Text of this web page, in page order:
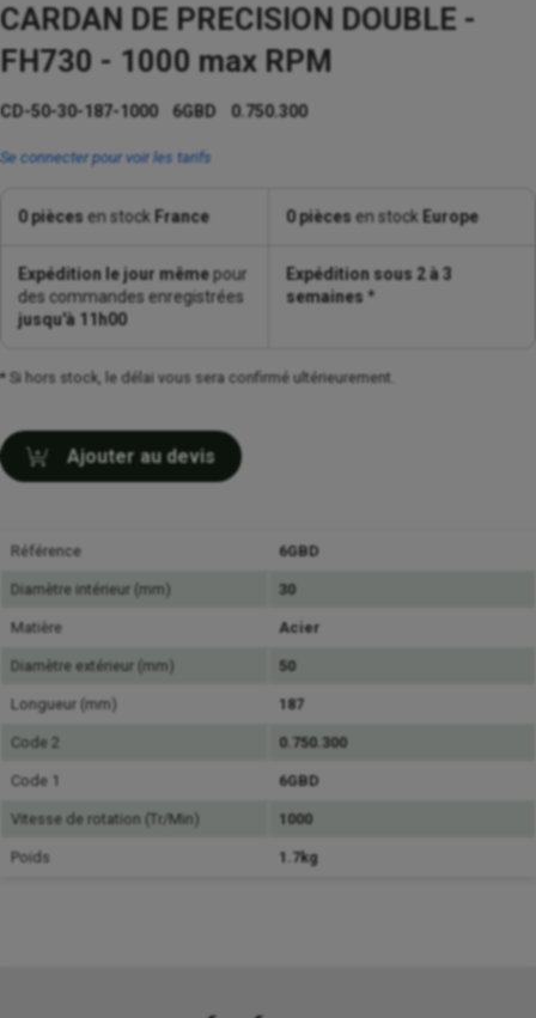
CARDAN DE PRECISION DOUBLE -
FH730 - 1000 max RPM
CD-50-30-187-1000 6GBD 0.750.300
Se connecter pour voir les tarifs
0 piècesen stock France 0 piècesen stock Europe
Expédition le jour mêmepour
des commandes enregistrées
jusqu'à 11h00
Expédition sous 2 à 3
semaines *
* Si hors stock, le délai vous sera confirmé ultérieurement.
Ajouter au devis
Référence 6GBD
Diamètre intérieur (mm) 30
Matière Acier
Diamètre extérieur (mm) 50
Longueur (mm) 187
Code 2 0.750.300
Code 1 6GBD
Vitesse de rotation (Tr/Min) 1000
Poids 1.7kg